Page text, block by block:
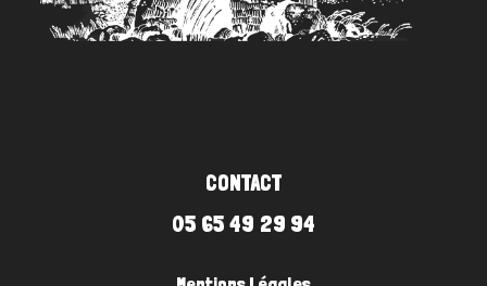
CONTACT
05 65 49 29 94